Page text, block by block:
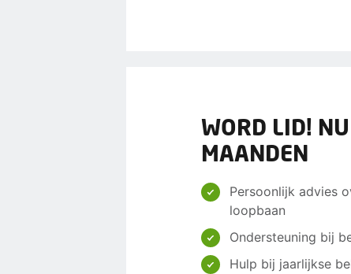
WORD LID!
MAANDEN
Persoonlijk advies
loopbaan
Ondersteuning bij
Hulp bij jaarlijkse